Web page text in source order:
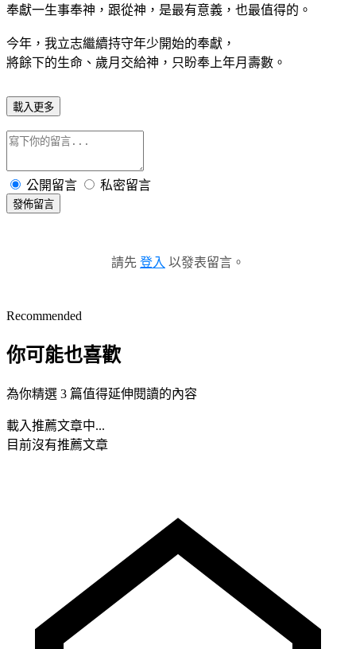
奉獻一生事奉神，跟從神，是最有意義，也最值得的。
今年，我立志繼續持守年少開始的奉獻，
將餘下的生命、歲月交給神，只盼奉上年月壽數。
載入更多
公開留言 私密留言
發佈留言
請先 登入 以發表留言。
Recommended
你可能也喜歡
為你精選 3 篇值得延伸閱讀的內容
載入推薦文章中...
目前沒有推薦文章